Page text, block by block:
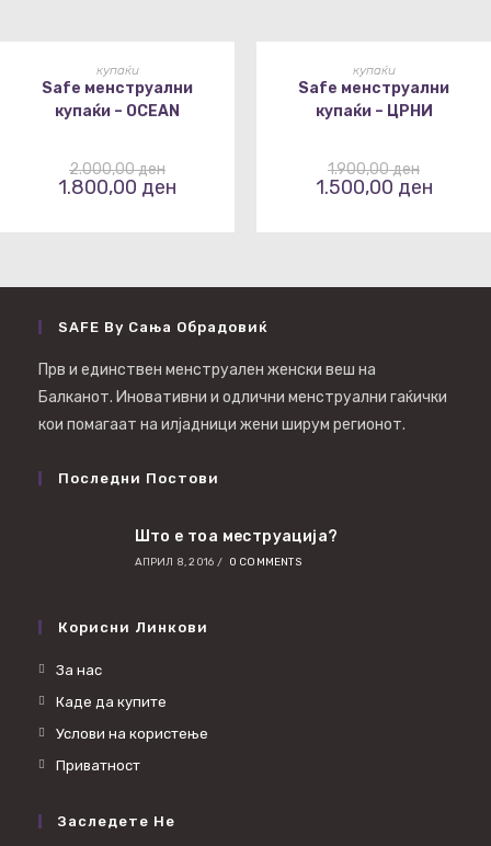
ИЗБЕРИ ОПЦИИ
купаќи
Safe менструални
купаќи – OCEAN
2.000,00ден
1.800,00 ден
ИЗБЕРИ ОПЦИИ
купаќи
Safe менструални
купаќи – ЦРНИ
1.900,00ден
1.500,00 ден
SAFE By Сања Обрадовиќ
Прв и единствен менструален женски веш на
Балканот. Иновативни и одлични менструални гаќички
кои помагаат на илјадници жени ширум регионот.
Последни Постови
Што е тоа меструација?
АПРИЛ 8, 2016 / 0 COMMENTS
Корисни Линкови
За нас
Каде да купите
Услови на користење
Приватност
Заследете Не